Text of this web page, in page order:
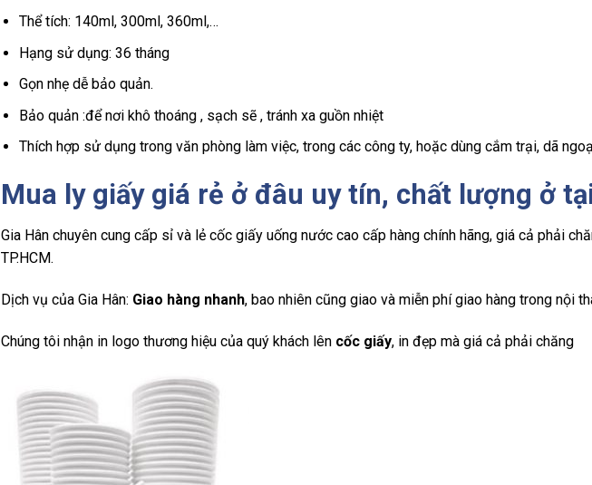
Thể tích: 140ml, 300ml, 360ml,…
Hạng sử dụng: 36 tháng
Gọn nhẹ dễ bảo quản.
Bảo quản :để nơi khô thoáng , sạch sẽ , tránh xa guồn nhiệt
Thích hợp sử dụng trong văn phòng làm việc, trong các công ty, hoặc dùng cắm trại, dã
Mua ly giấy giá rẻ ở đâu uy tín, chất lượng ở tại
Gia Hân chuyên cung cấp sỉ và lẻ cốc giấy uống nước cao cấp hàng chính hãng, giá cả phải
TP.HCM.
Dịch vụ của Gia Hân: Giao hàng nhanh, bao nhiên cũng giao và miễn phí giao hàng trong nội
Chúng tôi nhận in logo thương hiệu của quý khách lên cốc giấy, in đẹp mà giá cả phải chăng